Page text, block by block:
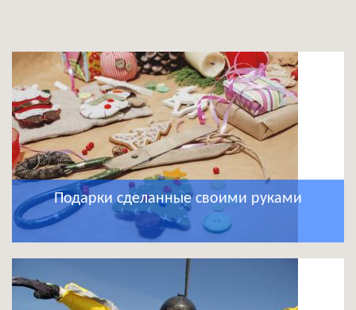
Подарки сделанные своими руками